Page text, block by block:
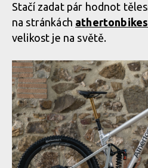
Stačí zadat pár hodnot
na stránkách
velikost je na světě.